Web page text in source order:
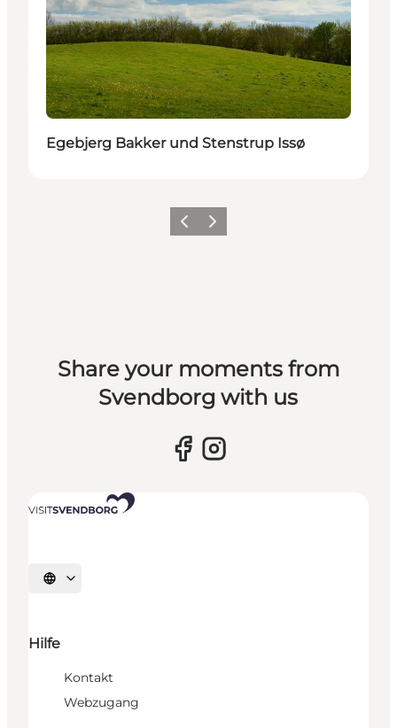
Egebjerg Bakker und Stenstrup Issø
Vorherige Folie
Nächste Folie
Share your moments from
Svendborg with us
Sprache auswählen
Hilfe
Kontakt
Webzugang